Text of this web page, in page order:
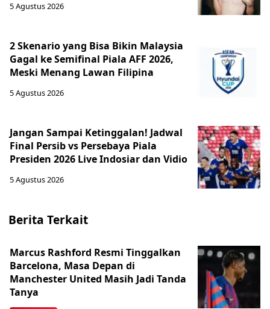
5 Agustus 2026
2 Skenario yang Bisa Bikin Malaysia
Gagal ke Semifinal Piala AFF 2026,
Meski Menang Lawan Filipina
5 Agustus 2026
Jangan Sampai Ketinggalan! Jadwal
Final Persib vs Persebaya Piala
Presiden 2026 Live Indosiar dan Vidio
5 Agustus 2026
Berita Terkait
Marcus Rashford Resmi Tinggalkan
Barcelona, Masa Depan di
Manchester United Masih Jadi Tanda
Tanya